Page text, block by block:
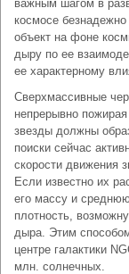
важным шагом в
космосе
объект на фоне
дыру по ее
ее характерному
Сверхмассивные
непрерывно
звезды должны
поиски сейчас
скорости движения
Если известно их
его массу и
плотность,
дыра. Этим
центре галактики
млн. солнечных.